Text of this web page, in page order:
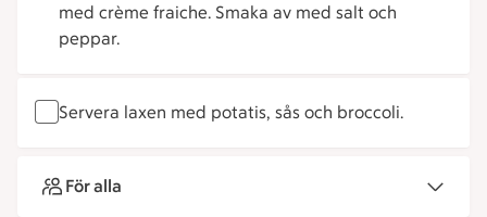
med crème fraiche. Smaka av med salt och
peppar.
Servera laxen med potatis, sås och broccoli.
För alla